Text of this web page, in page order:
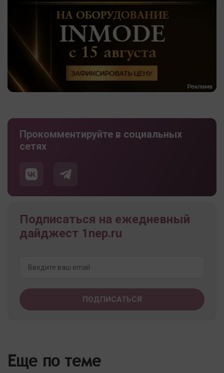
Прокомментируйте в социальных
сетях
Подписаться на ежедневный
дайджест 1nep.ru
Еще по теме